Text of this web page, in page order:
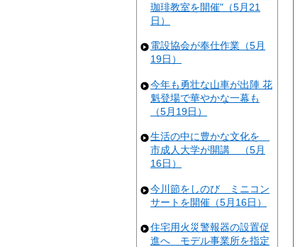
珈琲教室を開催"（5月21
日）
電設協会が奉仕作業（5月
19日）
今年も勇壮な山車が出陣 花
魁登場で華やかな一幕も
（5月19日）
生活の中に豊かな文化を
市成人大学が開講 （5月
16日）
今川節をしのび ミニコン
サートを開催（5月16日）
住宅用火災警報器の設置促
進へ モデル事業所を指定